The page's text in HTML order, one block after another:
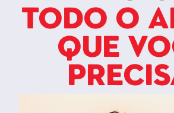
todo o
que